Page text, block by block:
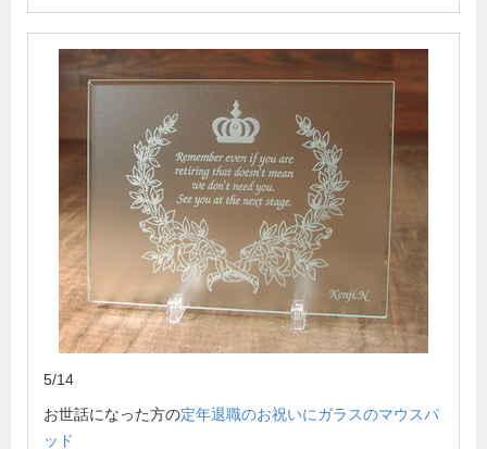
5/14
お世話になった方の定年退職のお祝いにガラスのマウスパ
ッド